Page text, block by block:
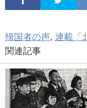
帰国者の声, 連載「
関連記事